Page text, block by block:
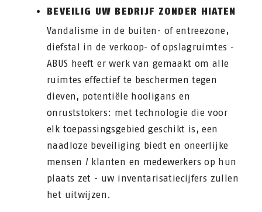
BEVEILIG UW BEDRIJF ZONDER HIATEN
Vandalisme in de buiten- of entreezone,
diefstal in de verkoop- of opslagruimtes -
ABUS heeft er werk van gemaakt om alle
ruimtes effectief te beschermen tegen
dieven, potentiële hooligans en
onruststokers: met technologie die voor
elk toepassingsgebied geschikt is, een
naadloze beveiliging biedt en oneerlijke
mensen / klanten en medewerkers op hun
plaats zet - uw inventarisatiecijfers zullen
het uitwijzen.